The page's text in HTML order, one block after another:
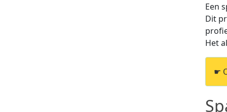
Een
Dit
Het
☛